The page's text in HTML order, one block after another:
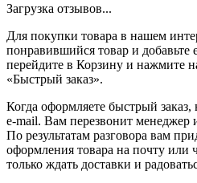
Загрузка отзывов...
Для покупки товара в нашем
понравившийся товар и добавьте
перейдите в Корзину и нажмите
«Быстрый заказ».
Когда оформляете быстрый
e-mail. Вам перезвонит менеджер
По результатам разговора вам
оформления товара на почту или
только ждать доставки и